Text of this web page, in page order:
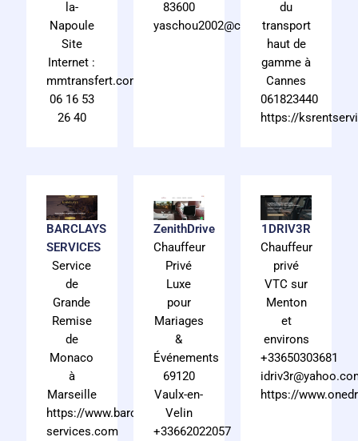
la-
Napoule
Site
Internet :
mmtransfert.com
06 16 53
26 40
83600
yaschou2002@caramail.fr
du
transport
haut de
gamme à
Cannes
061823440
https://
BARCLAYS
SERVICES
Service
de
Grande
Remise
de
Monaco
à
Marseille
https://www.barclays-
services.com
ZenithDrive
Chauffeur
Privé
Luxe
pour
Mariages
&
Événements
69120
Vaulx-en-
Velin
+33662022057
1DRIV3R
Chauffeur
privé
VTC sur
Menton
et
environs
+33650303681
https://